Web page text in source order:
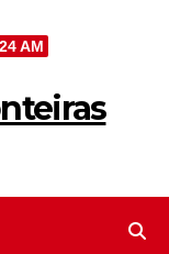
AM